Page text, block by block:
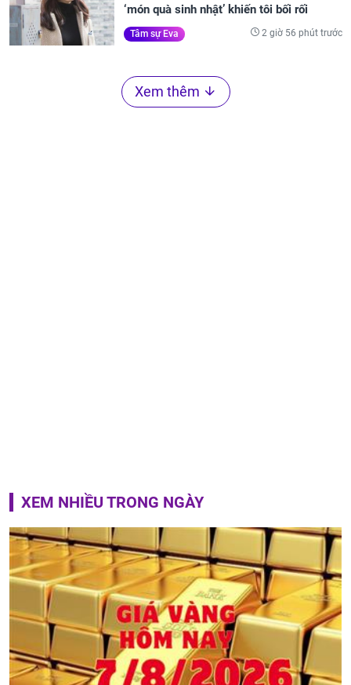
‘món quà sinh nhật’ khiến tôi bối rối
Tâm sự Eva 2 giờ 56 phút trước
Xem thêm
XEM NHIỀU TRONG NGÀY